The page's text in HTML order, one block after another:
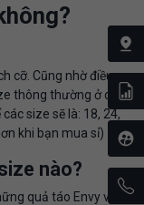
cỡ. Cũng nhờ điều
thông thường ở các
các size sẽ là: 18, 24,
khi bạn mua sỉ)
nào?
quả táo Envy với